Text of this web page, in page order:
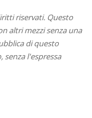
riservati. Questo
altri mezzi senza una
di questo
l'espressa